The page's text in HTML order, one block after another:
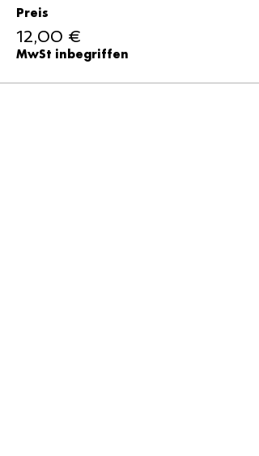
Preis
12,00 €
MwSt inbegriffen